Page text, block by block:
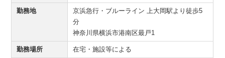
勤務地
京浜急行・ブルーライン 上大岡駅より徒歩5
分
神奈川県横浜市港南区最戸1
勤務場所 在宅・施設等による